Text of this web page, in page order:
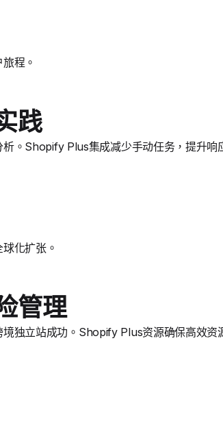
程。
践
。Shopify Plus集成减少手动任务，提升响
化扩张。
管理
独立站成功。Shopify Plus资源确保高效资